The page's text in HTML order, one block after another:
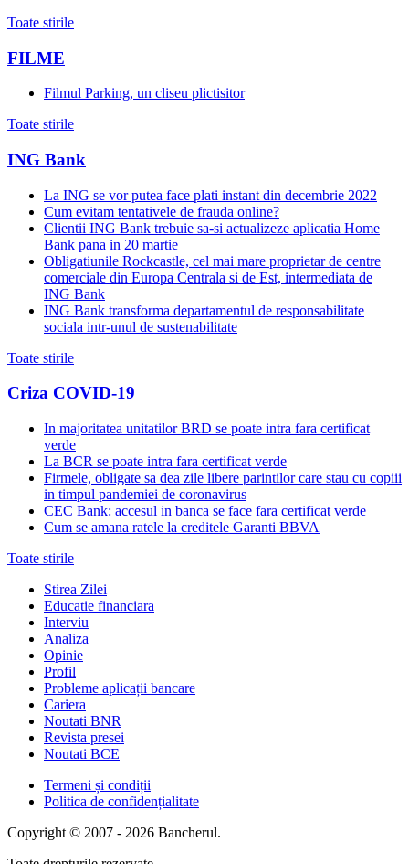
Toate stirile
FILME
Filmul Parking, un cliseu plictisitor
Toate stirile
ING Bank
La ING se vor putea face plati instant din decembrie 2022
Cum evitam tentativele de frauda online?
Clientii ING Bank trebuie sa-si actualizeze aplicatia Home
Bank pana in 20 martie
Obligatiunile Rockcastle, cel mai mare proprietar de centre
comerciale din Europa Centrala si de Est, intermediata de
ING Bank
ING Bank transforma departamentul de responsabilitate
sociala intr-unul de sustenabilitate
Toate stirile
Criza COVID-19
In majoritatea unitatilor BRD se poate intra fara certificat
verde
La BCR se poate intra fara certificat verde
Firmele, obligate sa dea zile libere parintilor care stau cu copiii
in timpul pandemiei de coronavirus
CEC Bank: accesul in banca se face fara certificat verde
Cum se amana ratele la creditele Garanti BBVA
Toate stirile
Stirea Zilei
Educatie financiara
Interviu
Analiza
Opinie
Profil
Probleme aplicații bancare
Cariera
Noutati BNR
Revista presei
Noutati BCE
Termeni și condiții
Politica de confidențialitate
Copyright © 2007 - 2026 Bancherul.